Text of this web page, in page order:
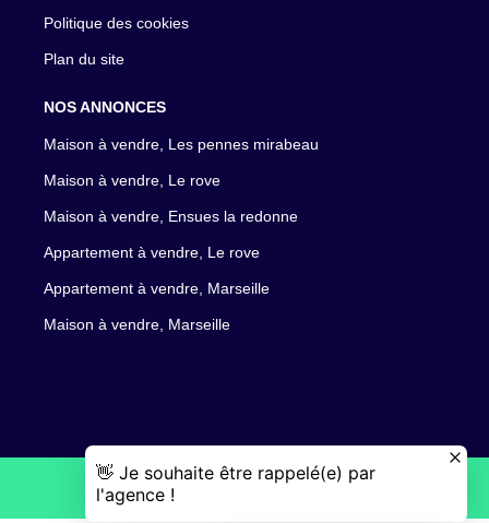
Politique des cookies
Plan du site
NOS ANNONCES
Maison à vendre, Les pennes mirabeau
Maison à vendre, Le rove
Maison à vendre, Ensues la redonne
Appartement à vendre, Le rove
Appartement à vendre, Marseille
Maison à vendre, Marseille